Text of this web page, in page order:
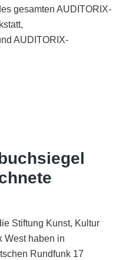
gesamten AUDITORIX-
AUDITORIX-
Stiftung Kunst, Kultur
West haben in
Rundfunk 17